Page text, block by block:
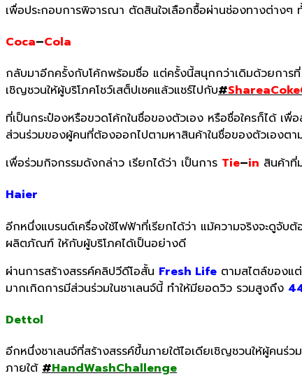
เพื่อประกอบการพิจารณา ตัดสินใจเลือกซื้อผ่านช่องทางต่างๆ
Coca–Cola
กลับมาอีกครั้งกับโค้กพร้อมชื่อ แต่ครั้งนี้สนุกกว่าเดิมด้วยการที่
เชิญชวนให้ผู้บริโภคโชว์เสต็ปเชคแล้วแชร์ไปกับ#
ที่เป็นกระป๋องหรือขวดโค้กในชื่อของตัวเอง หรือชื่อใครก็ได้ เพื่
ส่วนร่วมของผู้คนที่ต้องออกไปตามหาสินค้าในชื่อของตัวเองตา
เพื่อร่วมกิจกรรมดังกล่าว เรียกได้ว่า เป็นการ Tie–in สินค้าที่
Haier
อีกหนึ่งแบรนด์เครื่องใช้ไฟฟ้าที่เรียกได้ว่า แม้ความจริงจะดูจั
ผลิตภัณฑ์ ให้กับผู้บริโภคได้เป็นอย่างดี
ผ่านการสร้างสรรค์คลิปวีดีโอสั้น Fresh Life ตามสไตล์ของแ
มากเกิดการมีส่วนร่วมในชาเลนจ์นี้ ทำให้มียอดวิว รวมสูงถึง
Dettol
อีกหนึ่งชาเลนจ์ที่สร้างสรรค์ขึ้นภายใต้ไอเดียเชิญชวนให้ผู้คนร่
ภายใต้ #HandWashChallenge